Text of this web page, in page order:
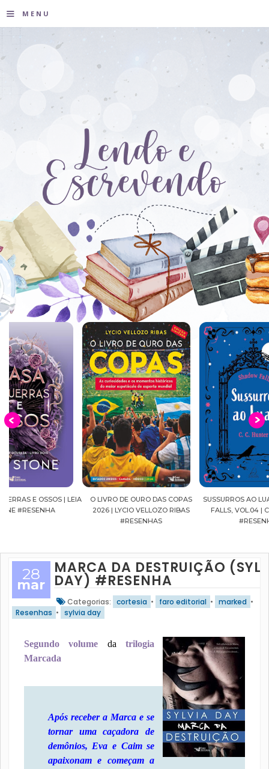
≡ MENU
O LIVRO DE OURO DAS COPAS
2026 | LYCIO VELLOZO RIBAS
SUSSURROS AO LUAR | SHADOW
FALLS, VOL.04 | C.C.HUNTER
28
mar
MARCA DA DESTRUIÇÃO
DAY) #RESENHA
Categorias: cortesia • faro editorial • marked •
Resenhas • sylvia day
Segundo volume datrilogia
Marcada
Após receber a Marca e se
tornar uma caçadora de
demônios, Eva e Caim se
apaixonam e começam a